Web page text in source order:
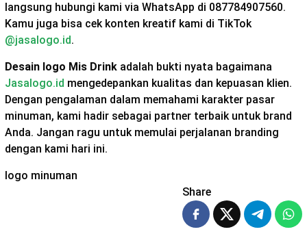
langsung hubungi kami via WhatsApp di 087784907560.
Kamu juga bisa cek konten kreatif kami di TikTok
@jasalogo.id.
Desain logo Mis Drink adalah bukti nyata bagaimana
Jasalogo.id mengedepankan kualitas dan kepuasan klien.
Dengan pengalaman dalam memahami karakter pasar
minuman, kami hadir sebagai partner terbaik untuk brand
Anda. Jangan ragu untuk memulai perjalanan branding
dengan kami hari ini.
logo minuman
Share